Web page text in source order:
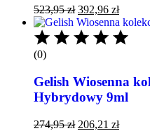
523,95zł 392,96 zł
(0)
Gelish Wiosenna
Hybrydowy 9ml
274,95zł 206,21 zł